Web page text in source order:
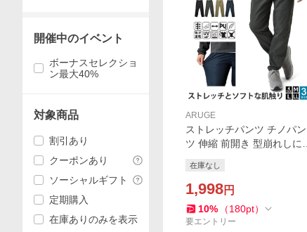
ARUGE
ストレッチパンツ チノパン
ツ 伸縮 前開き 型崩れしにく
ル mens 爆買
在庫なし
1,998円
10% （180pt）
要エントリー
開催中のイベント
ボーナスセレクショ
ン最大40%
対象商品
割引あり
クーポンあり
ソーシャルギフト
定期購入
在庫ありのみを表示